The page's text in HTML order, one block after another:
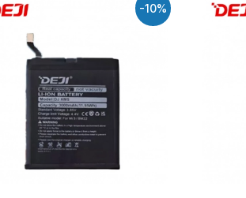
-10%